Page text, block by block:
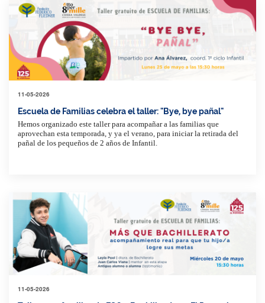
11-05-2026
Escuela de Familias celebra el taller: "Bye, bye pañal"
Hemos organizado este taller para acompañar a las familias que
aprovechan esta temporada, y ya el verano, para iniciar la retirada del
pañal de los pequeños de 2 años de Infantil.
11-05-2026